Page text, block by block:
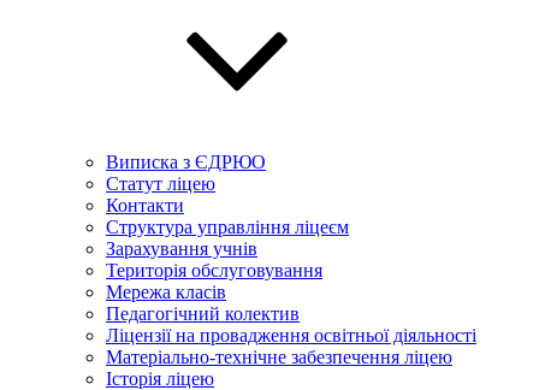
Виписка з ЄДРЮО
Статут ліцею
Контакти
Структура управління ліцеєм
Зарахування учнів
Територія обслуговування
Мережа класів
Педагогічний колектив
Ліцензії на провадження освітньої діяльності
Матеріально-технічне забезпечення ліцею
Історія ліцею